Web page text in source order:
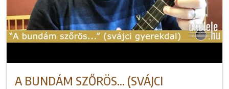
A BUNDÁM SZŐRÖS... (SVÁJCI